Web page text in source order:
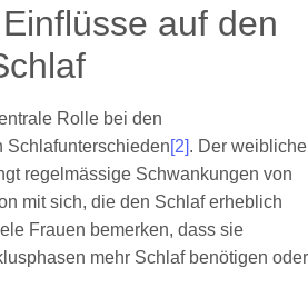
auf den
Rolle bei den
Schlafunterschieden[2]. Der weibliche
regelmässige Schwankungen von
mit sich, die den Schlaf erheblich
Frauen bemerken, dass sie
mehr Schlaf benötigen oder